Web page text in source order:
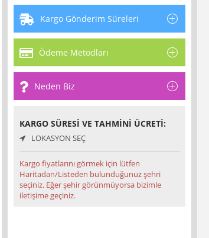
Kargo Gönderim Süreleri
Ödeme Metodları
Neden Biz
KARGO SÜRESI VE TAHMINI ÜCRETI:
LOKASYON SEÇ
Kargo fiyatlarını görmek için lütfen
Haritadan/Listeden bulunduğunuz şehri
seçiniz. Eğer şehir görünmüyorsa bizimle
iletişime geçiniz.